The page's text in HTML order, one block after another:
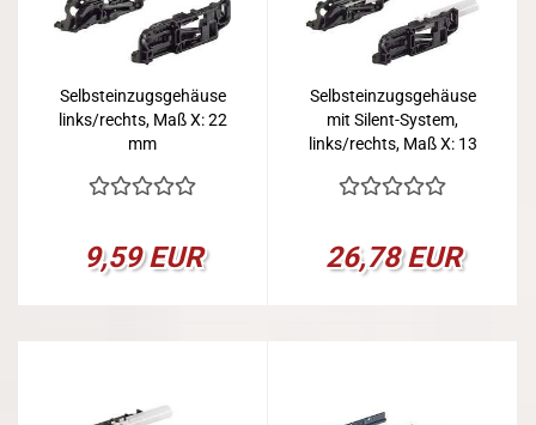
Selbsteinzugsgehäuse
links/rechts, Maß X: 22
mm
9,59 EUR
Selbsteinzugsgehäuse
mit Silent-System,
links/rechts, Maß X: 13
26,78 EUR